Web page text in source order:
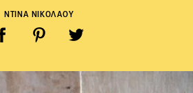
ΝΤΙΝΑ ΝΙΚΟΛΑΟΥ